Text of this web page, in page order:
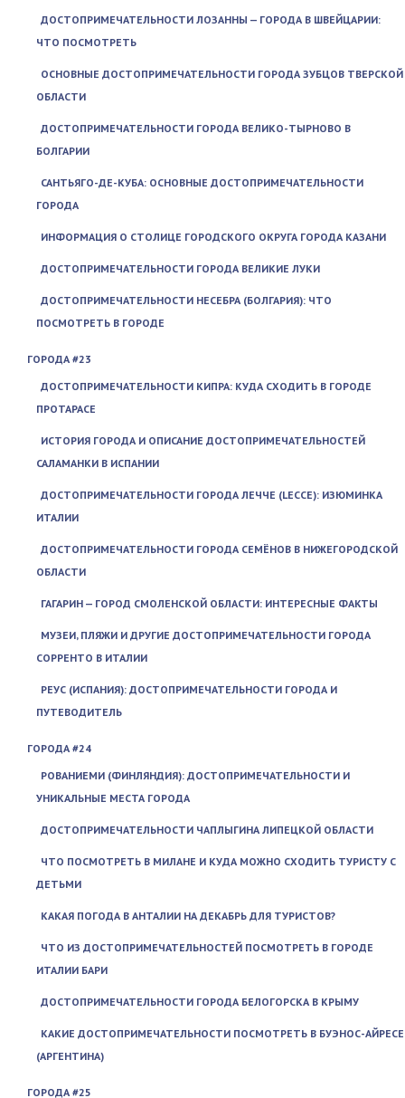
ДОСТОПРИМЕЧАТЕЛЬНОСТИ ЛОЗАННЫ — ГОРОДА В ШВЕЙЦАРИИ:
ЧТО ПОСМОТРЕТЬ
ОСНОВНЫЕ ДОСТОПРИМЕЧАТЕЛЬНОСТИ ГОРОДА ЗУБЦОВ ТВЕРСКОЙ
ОБЛАСТИ
ДОСТОПРИМЕЧАТЕЛЬНОСТИ ГОРОДА ВЕЛИКО-ТЫРНОВО В
БОЛГАРИИ
САНТЬЯГО-ДЕ-КУБА: ОСНОВНЫЕ ДОСТОПРИМЕЧАТЕЛЬНОСТИ
ГОРОДА
ИНФОРМАЦИЯ О СТОЛИЦЕ ГОРОДСКОГО ОКРУГА ГОРОДА КАЗАНИ
ДОСТОПРИМЕЧАТЕЛЬНОСТИ ГОРОДА ВЕЛИКИЕ ЛУКИ
ДОСТОПРИМЕЧАТЕЛЬНОСТИ НЕСЕБРА (БОЛГАРИЯ): ЧТО
ПОСМОТРЕТЬ В ГОРОДЕ
ГОРОДА #23
ДОСТОПРИМЕЧАТЕЛЬНОСТИ КИПРА: КУДА СХОДИТЬ В ГОРОДЕ
ПРОТАРАСЕ
ИСТОРИЯ ГОРОДА И ОПИСАНИЕ ДОСТОПРИМЕЧАТЕЛЬНОСТЕЙ
САЛАМАНКИ В ИСПАНИИ
ДОСТОПРИМЕЧАТЕЛЬНОСТИ ГОРОДА ЛЕЧЧЕ (LECCE): ИЗЮМИНКА
ИТАЛИИ
ДОСТОПРИМЕЧАТЕЛЬНОСТИ ГОРОДА СЕМЁНОВ В НИЖЕГОРОДСКОЙ
ОБЛАСТИ
ГАГАРИН — ГОРОД СМОЛЕНСКОЙ ОБЛАСТИ: ИНТЕРЕСНЫЕ ФАКТЫ
МУЗЕИ, ПЛЯЖИ И ДРУГИЕ ДОСТОПРИМЕЧАТЕЛЬНОСТИ ГОРОДА
СОРРЕНТО В ИТАЛИИ
РЕУС (ИСПАНИЯ): ДОСТОПРИМЕЧАТЕЛЬНОСТИ ГОРОДА И
ПУТЕВОДИТЕЛЬ
ГОРОДА #24
РОВАНИЕМИ (ФИНЛЯНДИЯ): ДОСТОПРИМЕЧАТЕЛЬНОСТИ И
УНИКАЛЬНЫЕ МЕСТА ГОРОДА
ДОСТОПРИМЕЧАТЕЛЬНОСТИ ЧАПЛЫГИНА ЛИПЕЦКОЙ ОБЛАСТИ
ЧТО ПОСМОТРЕТЬ В МИЛАНЕ И КУДА МОЖНО СХОДИТЬ ТУРИСТУ С
ДЕТЬМИ
КАКАЯ ПОГОДА В АНТАЛИИ НА ДЕКАБРЬ ДЛЯ ТУРИСТОВ?
ЧТО ИЗ ДОСТОПРИМЕЧАТЕЛЬНОСТЕЙ ПОСМОТРЕТЬ В ГОРОДЕ
ИТАЛИИ БАРИ
ДОСТОПРИМЕЧАТЕЛЬНОСТИ ГОРОДА БЕЛОГОРСКА В КРЫМУ
КАКИЕ ДОСТОПРИМЕЧАТЕЛЬНОСТИ ПОСМОТРЕТЬ В БУЭНОС-АЙРЕСЕ
(АРГЕНТИНА)
ГОРОДА #25